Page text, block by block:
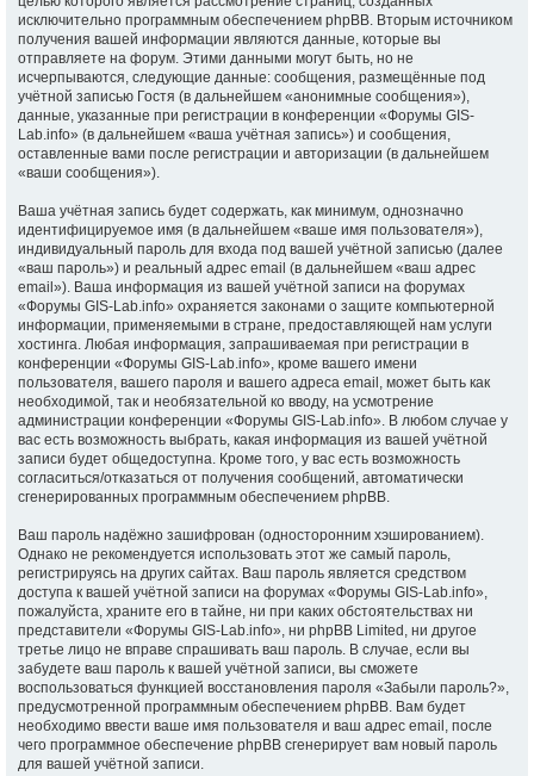
исключительно программным обеспечением phpBB. Вторым источником
получения вашей информации являются данные, которые вы
отправляете на форум. Этими данными могут быть, но не
исчерпываются, следующие данные: сообщения, размещённые под
учётной записью Гостя (в дальнейшем «анонимные сообщения»),
данные, указанные при регистрации в конференции «Форумы GIS-
Lab.info» (в дальнейшем «ваша учётная запись») и сообщения,
оставленные вами после регистрации и авторизации (в дальнейшем
«ваши сообщения»).
Ваша учётная запись будет содержать, как минимум, однозначно
идентифицируемое имя (в дальнейшем «ваше имя пользователя»),
индивидуальный пароль для входа под вашей учётной записью (далее
«ваш пароль») и реальный адрес email (в дальнейшем «ваш адрес
email»). Ваша информация из вашей учётной записи на форумах
«Форумы GIS-Lab.info» охраняется законами о защите компьютерной
информации, применяемыми в стране, предоставляющей нам услуги
хостинга. Любая информация, запрашиваемая при регистрации в
конференции «Форумы GIS-Lab.info», кроме вашего имени
пользователя, вашего пароля и вашего адреса email, может быть как
необходимой, так и необязательной ко вводу, на усмотрение
администрации конференции «Форумы GIS-Lab.info». В любом случае у
вас есть возможность выбрать, какая информация из вашей учётной
записи будет общедоступна. Кроме того, у вас есть возможность
согласиться/отказаться от получения сообщений, автоматически
сгенерированных программным обеспечением phpBB.
Ваш пароль надёжно зашифрован (односторонним хэшированием).
Однако не рекомендуется использовать этот же самый пароль,
регистрируясь на других сайтах. Ваш пароль является средством
доступа к вашей учётной записи на форумах «Форумы GIS-Lab.info»,
пожалуйста, храните его в тайне, ни при каких обстоятельствах ни
представители «Форумы GIS-Lab.info», ни phpBB Limited, ни другое
третье лицо не вправе спрашивать ваш пароль. В случае, если вы
забудете ваш пароль к вашей учётной записи, вы сможете
воспользоваться функцией восстановления пароля «Забыли пароль?»,
предусмотренной программным обеспечением phpBB. Вам будет
необходимо ввести ваше имя пользователя и ваш адрес email, после
чего программное обеспечение phpBB сгенерирует вам новый пароль
для вашей учётной записи.